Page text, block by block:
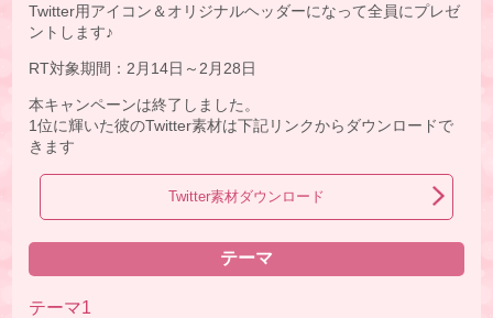
Twitter用アイコン＆オリジナルヘッダーになって全員にプレゼ
ントします♪
RT対象期間：2月14日～2月28日
本キャンペーンは終了しました。
1位に輝いた彼のTwitter素材は下記リンクからダウンロードで
きます
Twitter素材ダウンロード
テーマ
テーマ1